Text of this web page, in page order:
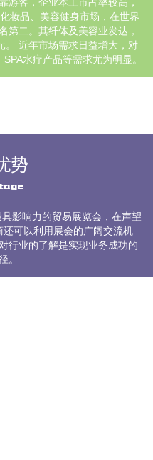
妆品、美容健身市场，在世界
第二。其纤体及美容业发达，
。 近年市场需求日益增大，对
水疗产品等需求尤为明显。
势
影响力的贸易展览会，在声望
可以利用展会的广阔交流机
行业的了解是实现业务成功的
。